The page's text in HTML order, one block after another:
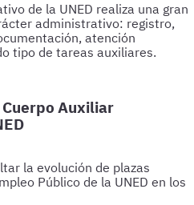
de la UNED realiza una gran
administrativo: registro,
atención
tipo de tareas auxiliares.
Auxiliar
la evolución de plazas
Público de la UNED en los